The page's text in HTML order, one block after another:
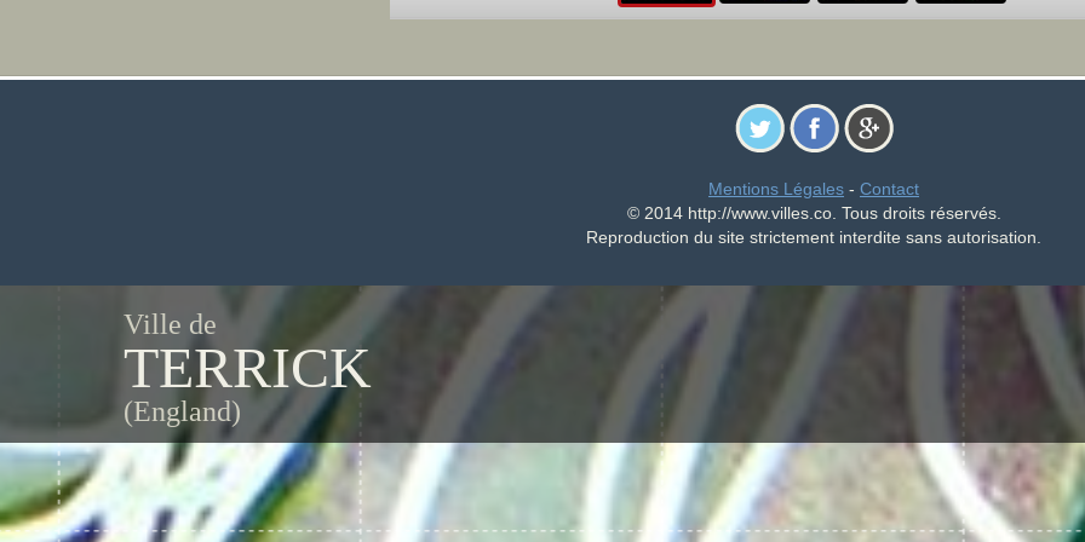
Mentions Légales - Contact
© 2014 http://www.villes.co. Tous droits réservés.
Reproduction du site strictement interdite sans autorisation.
Ville de
TERRICK
(England)